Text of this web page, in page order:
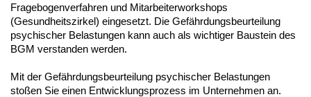
Fragebogenverfahren und Mitarbeiterworkshops
(Gesundheitszirkel) eingesetzt. Die Gefährdungsbeurteilung
psychischer Belastungen kann auch als wichtiger Baustein des
BGM verstanden werden.
Mit der Gefährdungsbeurteilung psychischer Belastungen
stoßen Sie einen Entwicklungsprozess im Unternehmen an.